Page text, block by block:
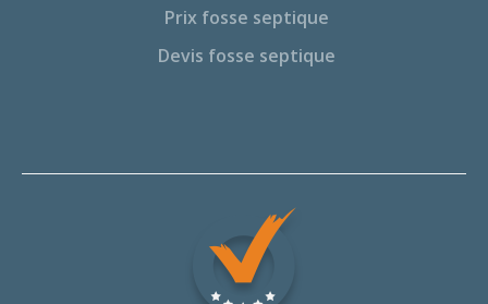
Prix fosse septique
Devis fosse septique